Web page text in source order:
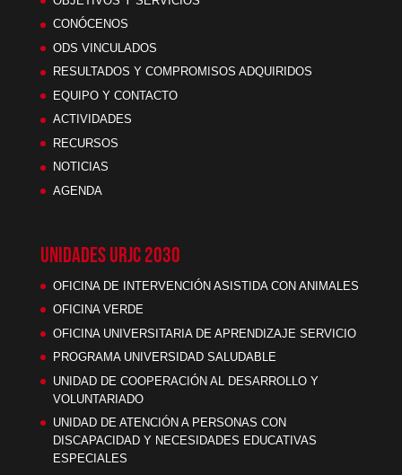
CONÓCENOS
ODS VINCULADOS
RESULTADOS Y COMPROMISOS ADQUIRIDOS
EQUIPO Y CONTACTO
ACTIVIDADES
RECURSOS
NOTICIAS
AGENDA
UNIDADES URJC 2030
OFICINA DE INTERVENCIÓN ASISTIDA CON ANIMALES
OFICINA VERDE
OFICINA UNIVERSITARIA DE APRENDIZAJE SERVICIO
PROGRAMA UNIVERSIDAD SALUDABLE
UNIDAD DE COOPERACIÓN AL DESARROLLO Y
VOLUNTARIADO
UNIDAD DE ATENCIÓN A PERSONAS CON
DISCAPACIDAD Y NECESIDADES EDUCATIVAS
ESPECIALES